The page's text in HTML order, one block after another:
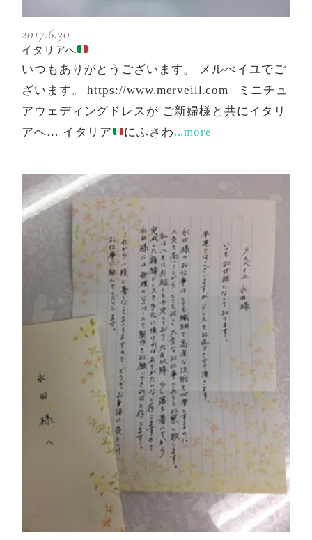
2017.6.30
イタリアへ
いつもありがとうございます。 メルべイユでご
ざいます。 https://www.merveill.com ミニチュ
アウェディングドレスが ご新婦様と共にイタリ
アへ… イタリア
にふさわ...more